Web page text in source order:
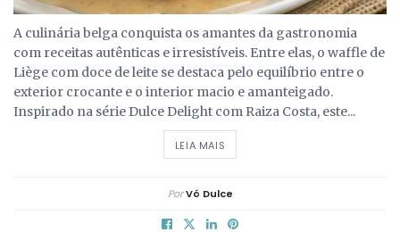
A culinária belga conquista os amantes da gastronomia
com receitas autênticas e irresistíveis. Entre elas, o waffle de
Liège com doce de leite se destaca pelo equilíbrio entre o
exterior crocante e o interior macio e amanteigado.
Inspirado na série Dulce Delight com Raiza Costa, este...
LEIA MAIS
Por Vó Dulce